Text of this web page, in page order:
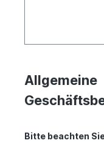
Allgemeine
Bitte beachten